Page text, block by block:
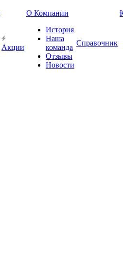
Акции
О Компании
История
Наша
команда
Отзывы
Новости
Справочник